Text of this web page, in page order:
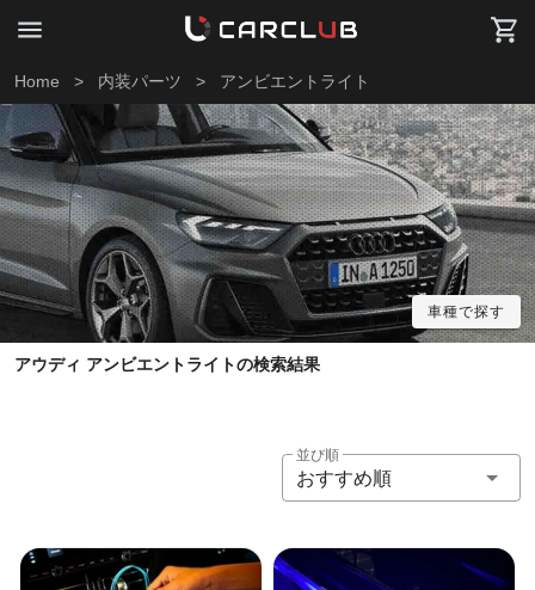
Home > 内装パーツ > アンビエントライト
車種で探す
アウディ アンビエントライトの検索結果
並び順
おすすめ順